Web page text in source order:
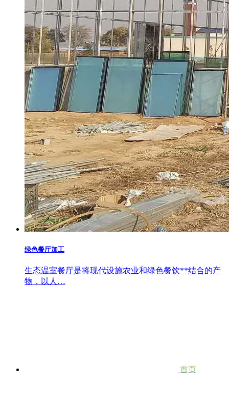
绿色餐厅加工
生态温室餐厅是将现代设施农业和绿色餐饮**结合的产
物，以人…
首页